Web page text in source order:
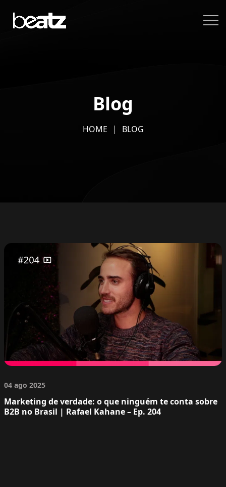
Blog
HOME BLOG
04 ago 2025
Marketing de verdade: o que ninguém te conta sobre
B2B no Brasil | Rafael Kahane – Ep. 204